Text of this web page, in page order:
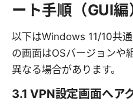
ート手順（GUI編
以下はWindows 11/10共
の画面はOSバージョンや
異なる場合があります。
3.1 VPN設定画面へア